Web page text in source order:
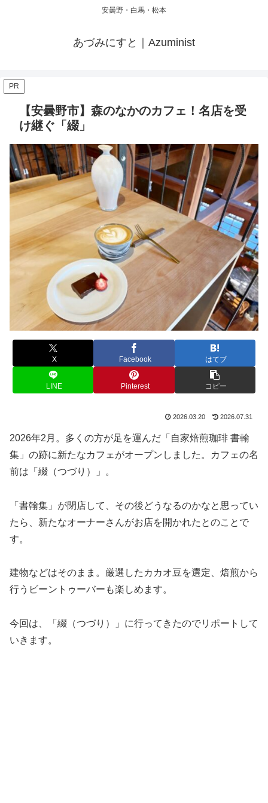
安曇野・白馬・松本
あづみにすと｜Azuminist
PR
【安曇野市】森のなかのカフェ！名店を受
け継ぐ「綴」
X Facebook はてブ
LINE Pinterest コピー
2026.03.20 2026.07.31
2026年2月。多くの方が足を運んだ「自家焙煎珈琲 書翰
集」の跡に新たなカフェがオープンしました。カフェの名
前は「綴（つづり）」。
「書翰集」が閉店して、その後どうなるのかなと思ってい
たら、新たなオーナーさんがお店を開かれたとのことで
す。
建物などはそのまま。厳選したカカオ豆を選定、焙煎から
行うビーントゥーバーも楽しめます。
今回は、「綴（つづり）」に行ってきたのでリポートして
いきます。